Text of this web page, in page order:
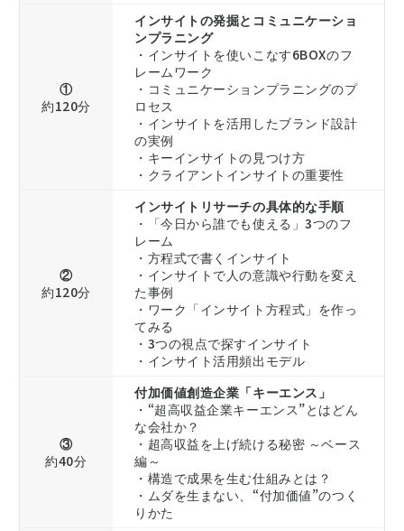
①
約120分
インサイトの発掘とコミュニケーショ
ンプラニング
・インサイトを使いこなす6BOXのフ
レームワーク
・コミュニケーションプラニングのプ
ロセス
・インサイトを活用したブランド設計
の実例
・キーインサイトの見つけ方
・クライアントインサイトの重要性
②
約120分
インサイトリサーチの具体的な手順
・「今日から誰でも使える」3つのフ
レーム
・方程式で書くインサイト
・インサイトで人の意識や行動を変え
た事例
・ワーク「インサイト方程式」を作っ
てみる
・3つの視点で探すインサイト
・インサイト活用頻出モデル
③
約40分
付加価値創造企業「キーエンス」
・“超高収益企業キーエンス”とはどん
な会社か？
・超高収益を上げ続ける秘密 ～ベース
編～
・構造で成果を生む仕組みとは？
・ムダを生まない、“付加価値”のつく
りかた